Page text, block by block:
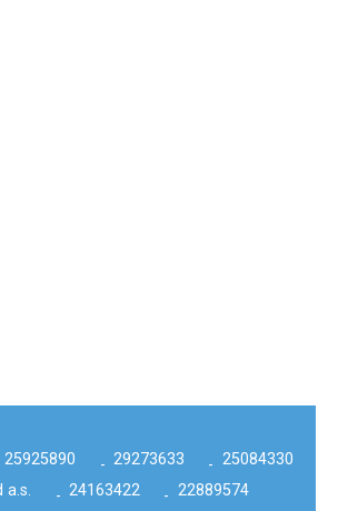
25925890 - 29273633 - 25084330
a.s. - 24163422 - 22889574